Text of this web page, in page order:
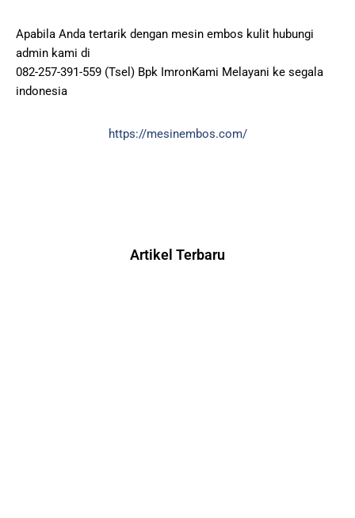
Apabila Anda tertarik dengan mesin embos kulit hubungi
admin kami di
082-257-391-559 (Tsel) Bpk ImronKami Melayani ke segala
indonesia
https://mesinembos.com/
Artikel Terbaru